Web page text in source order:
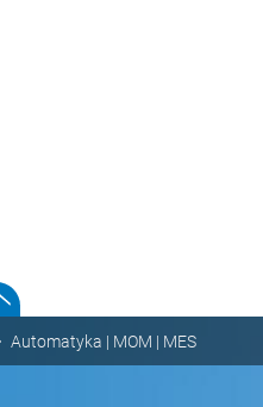
Automatyka | MOM | MES